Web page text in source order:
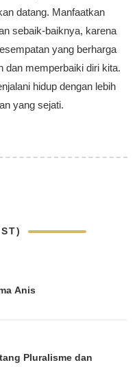
datang. Manfaatkan
sebaik-baiknya, karena
yang berharga
dan memperbaiki diri kita.
hidup dengan lebih
yang sejati.
Anis
Pluralisme dan